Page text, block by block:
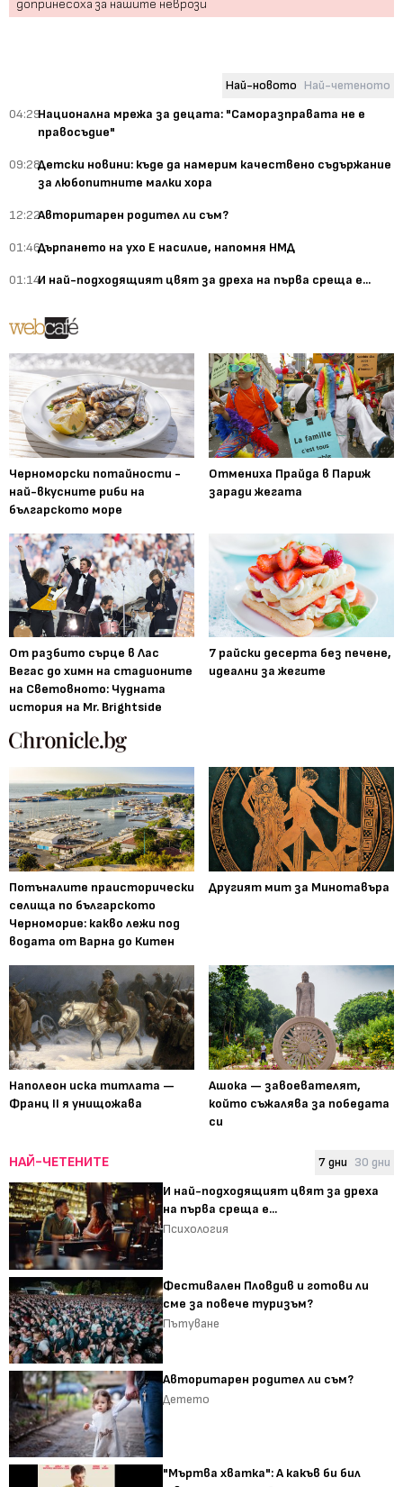
допринесоха за нашите неврози
Най-новото Най-четеното
04:29Национална мрежа за децата: "Саморазправата не е
правосъдие"
09:28Детски новини: къде да намерим качествено съдържание
за любопитните малки хора
12:22Авторитарен родител ли съм?
01:46Дърпането на ухо Е насилие, напомня НМД
01:14И най-подходящият цвят за дреха на първа среща е...
Черноморски потайности -
най-вкусните риби на
българското море
Отмениха Прайда в Париж
заради жегата
От разбито сърце в Лас
Вегас до химн на стадионите
на Световното: Чудната
история на Mr. Brightside
7 райски десерта без печене,
идеални за жегите
Потъналите праисторически
селища по българското
Черноморие: какво лежи под
водата от Варна до Китен
Другият мит за Минотавъра
Наполеон иска титлата —
Франц II я унищожава
Ашока — завоевателят,
който съжалява за победата
си
НАЙ-ЧЕТЕНИТЕ 7 дни 30 дни
И най-подходящият цвят за дреха
на първа среща е...
Психология
Фестивален Пловдив и готови ли
сме за повече туризъм?
Пътуване
Авторитарен родител ли съм?
Детето
"Мъртва хватка": А какъв би бил